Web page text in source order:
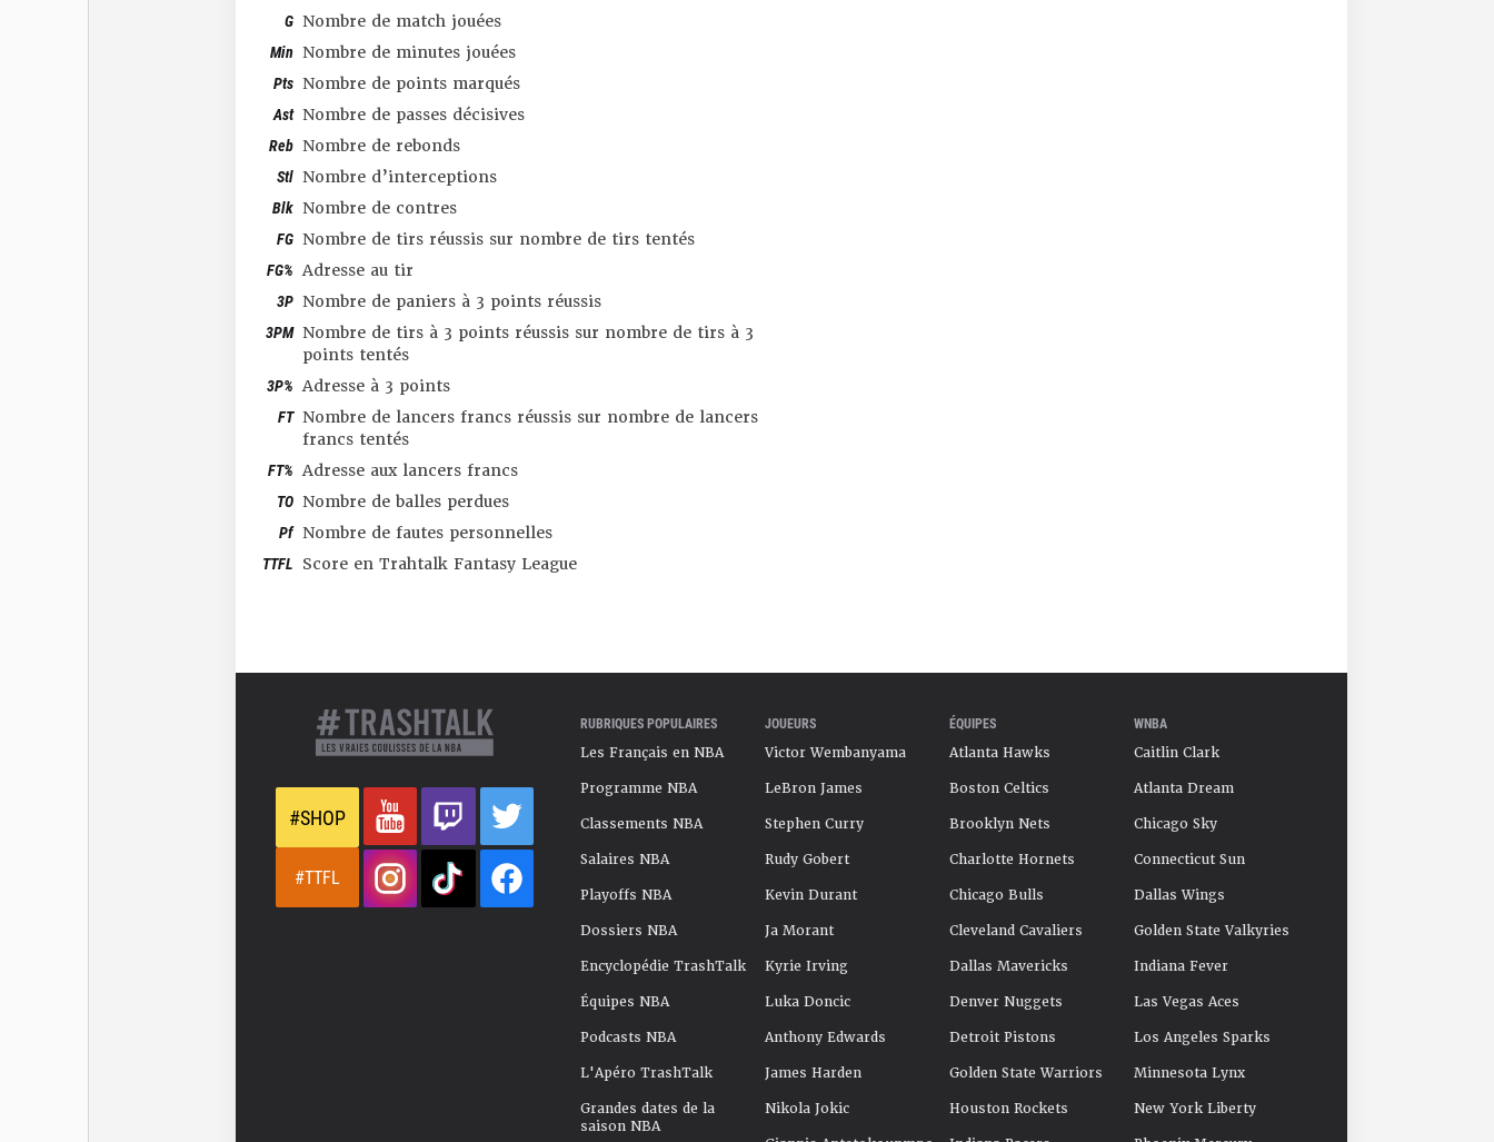
G Nombre de match jouées
Min Nombre de minutes jouées
Pts Nombre de points marqués
Ast Nombre de passes décisives
Reb Nombre de rebonds
Stl Nombre d’interceptions
Blk Nombre de contres
FG Nombre de tirs réussis sur nombre de tirs tentés
FG% Adresse au tir
3P Nombre de paniers à 3 points réussis
3PM Nombre de tirs à 3 points réussis sur nombre de tirs à 3
points tentés
3P% Adresse à 3 points
FT Nombre de lancers francs réussis sur nombre de lancers
francs tentés
FT% Adresse aux lancers francs
TO Nombre de balles perdues
Pf Nombre de fautes personnelles
TTFL Score en Trahtalk Fantasy League
#SHOP
#TTFL
RUBRIQUES POPULAIRES
Les Français en NBA
Programme NBA
Classements NBA
Salaires NBA
Playoffs NBA
Dossiers NBA
Encyclopédie TrashTalk
Équipes NBA
Podcasts NBA
L'Apéro TrashTalk
Grandes dates de la
saison NBA
JOUEURS
Victor Wembanyama
LeBron James
Stephen Curry
Rudy Gobert
Kevin Durant
Ja Morant
Kyrie Irving
Luka Doncic
Anthony Edwards
James Harden
Nikola Jokic
ÉQUIPES
Atlanta Hawks
Boston Celtics
Brooklyn Nets
Charlotte Hornets
Chicago Bulls
Cleveland Cavaliers
Dallas Mavericks
Denver Nuggets
Detroit Pistons
Golden State Warriors
Houston Rockets
WNBA
Caitlin Clark
Atlanta Dream
Chicago Sky
Connecticut Sun
Dallas Wings
Golden State Valkyries
Indiana Fever
Las Vegas Aces
Los Angeles Sparks
Minnesota Lynx
New York Liberty